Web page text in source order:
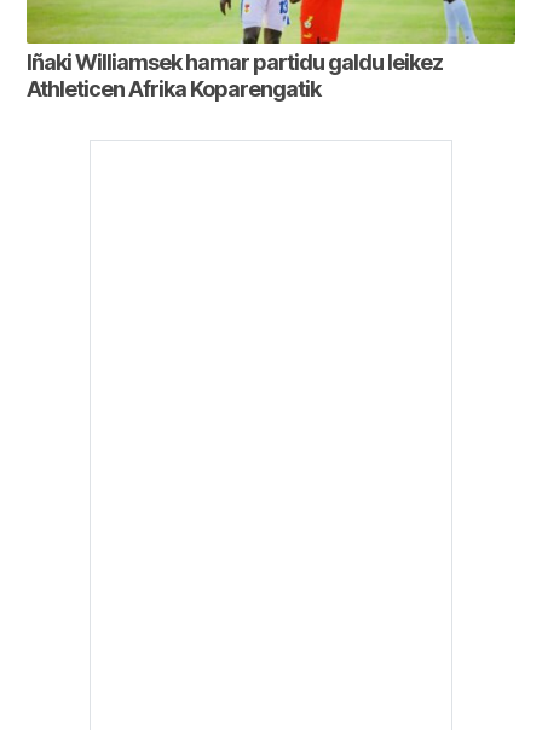
Iñaki Williamsek hamar partidu galdu leikez
Athleticen Afrika Koparengatik